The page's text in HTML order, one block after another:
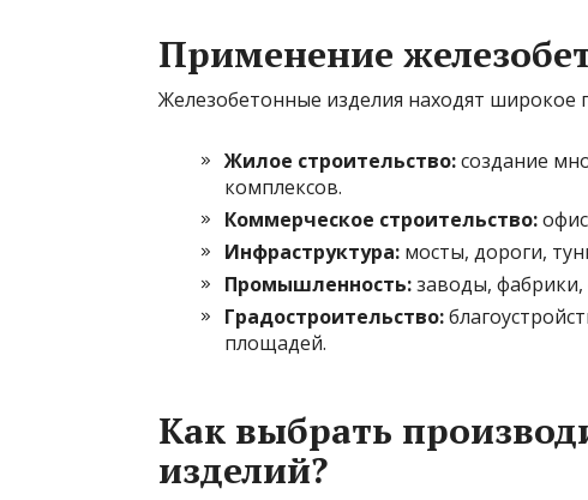
Применение
Железобетонные изделия находят широкое
Жилое строительство:создание
комплексов.
Коммерческое строительство:
Инфраструктура: мосты, дороги,
Промышленность:заводы, фабрики,
Градостроительство:
площадей.
Как выбрать
изделий?